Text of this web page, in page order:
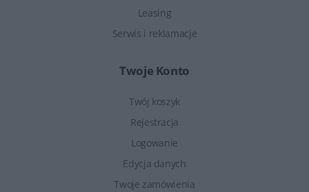
Leasing
Serwis i reklamacje
Twoje Konto
Twój koszyk
Rejestracja
Logowanie
Edycja danych
Twoje zamówienia